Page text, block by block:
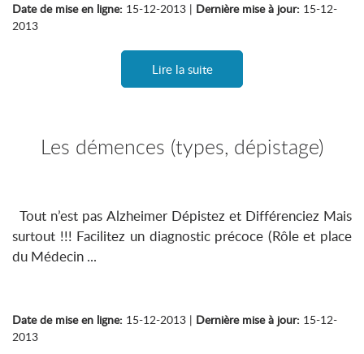
Date de mise en ligne: 15-12-2013 | Dernière mise à jour: 15-12-
2013
Lire la suite
Les démences (types, dépistage)
Tout n’est pas Alzheimer Dépistez et Différenciez Mais
surtout !!! Facilitez un diagnostic précoce (Rôle et place
du Médecin ...
Date de mise en ligne: 15-12-2013 | Dernière mise à jour: 15-12-
2013